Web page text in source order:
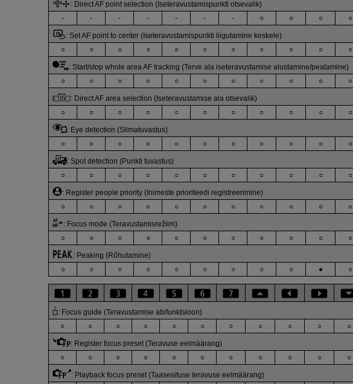
: Direct AF point selection (Iseteravustamispunkti otsevalik)
-
- - - - - - ○ ○ ○ ○
: Set AF point to center (Iseteravustamispunkti liigutamine keskele)
○
○ ○ ○ ○ ○ ○ ○ ○ ○ ○
: Start/stop whole area AF tracking (Terve ala iseteravustamise alustamine/peatamine)
○
○ ○ ○ ○ ○ ○ ○ ○ ○ ○
: Direct AF area selection (Iseteravustamise ala otsevalik)
○
○ ○ ○ ○ ○ ○ ○ ○ ○ ○
: Eye detection (Silmatuvastus)
○
○ ○ ○ ○ ○ ○ ○ ○ ○ ○
: Spot detection (Punkti tuvastus)
○
○ ○ ○ ○ ○ ○ ○ ○ ○ ○
: Register people priority (Inimeste prioriteedi registreerimine)
○
○ ○ ○ ○ ○ ○ ○ ○ ○ ○
: Focus mode (Teravustamisrežiim)
○
○ ○ ○ ○ ○ ○ ○ ○ ○ ○
: Peaking (Rõhutamine)
○
○ ○ ○ ○ ○ ○ ○ ○ ● ○
: Focus guide (Teravustamise abifunktsioon)
○
○ ○ ○ ○ ○ ○ ○ ○ ○ ○
: Register focus preset (Teravuse eelmäärang)
○
○ ○ ○ ○ ○ ○ ○ ○ ○ ○
: Playback focus preset (Taasesituse teravuse eelmäärang)